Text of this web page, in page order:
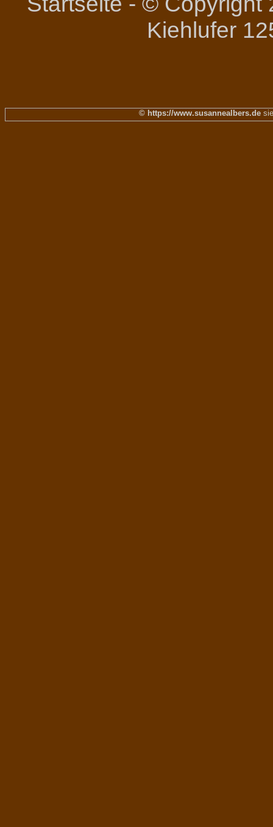
Kiehlufer
© https://www.susannealbers.de